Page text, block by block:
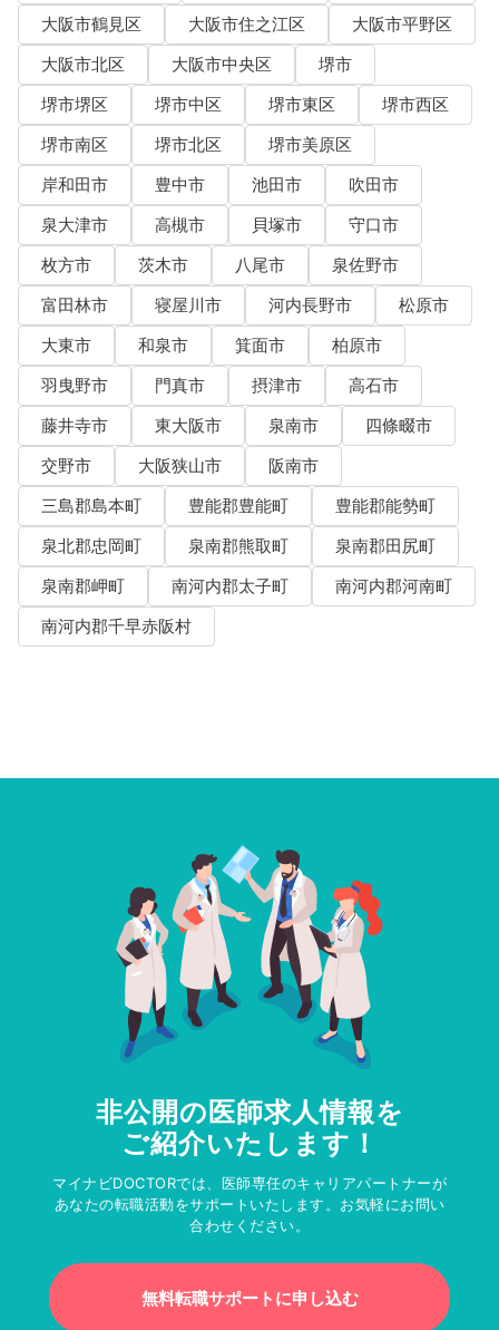
大阪市鶴見区
大阪市住之江区
大阪市平野区
大阪市北区
大阪市中央区
堺市
堺市堺区
堺市中区 堺市東区
堺市西区
堺市南区
堺市北区
堺市美原区
岸和田市
豊中市 池田市
吹田市
泉大津市
高槻市 貝塚市
守口市
枚方市
茨木市 八尾市
泉佐野市
富田林市
寝屋川市 河内長野市
松原市
大東市
和泉市 箕面市
柏原市
羽曳野市
門真市 摂津市
高石市
藤井寺市
東大阪市 泉南市
四條畷市
交野市
大阪狭山市
阪南市
三島郡島本町
豊能郡豊能町
豊能郡能勢町
泉北郡忠岡町
泉南郡熊取町
泉南郡田尻町
泉南郡岬町
南河内郡太子町
南河内郡河南町
南河内郡千早赤阪村
非公開の医師求人情報を
ご紹介いたします！
マイナビDOCTORでは、医師専任のキャリアパートナーが
あなたの転職活動をサポートいたします。お気軽にお問い
合わせください。
無料転職サポートに申し込む